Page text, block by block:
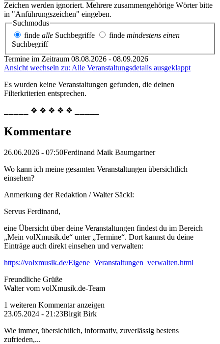
Zeichen werden ignoriert. Mehrere zusammengehörige Wörter bitte
in "Anführungszeichen" eingeben.
Suchmodus
finde alle Suchbegriffe finde mindestens einen
Suchbegriff
Termine im Zeitraum 08.08.2026 - 08.09.2026
Ansicht wechseln zu: Alle Veranstaltungsdetails ausgeklappt
Es wurden keine Veranstaltungen gefunden, die deinen
Filterkriterien entsprechen.
⎯⎯⎯⎯⎯ ❖ ❖ ❖ ❖ ❖ ⎯⎯⎯⎯⎯
Kommentare
26.06.2026 - 07:50Ferdinand Maik Baumgartner
Wo kann ich meine gesamten Veranstaltungen übersichtlich
einsehen?
Anmerkung der Redaktion /Walter Säckl:
Servus Ferdinand,
eine Übersicht über deine Veranstaltungen findest du im Bereich
„Mein volXmusik.de“ unter „Termine“. Dort kannst du deine
Einträge auch direkt einsehen und verwalten:
https://volxmusik.de/Eigene_Veranstaltungen_verwalten.html
Freundliche Grüße
Walter vom volXmusik.de-Team
1 weiteren Kommentar anzeigen
23.05.2024 - 21:23Birgit Birk
Wie immer, übersichtlich, informativ, zuverlässig bestens
zufrieden,...